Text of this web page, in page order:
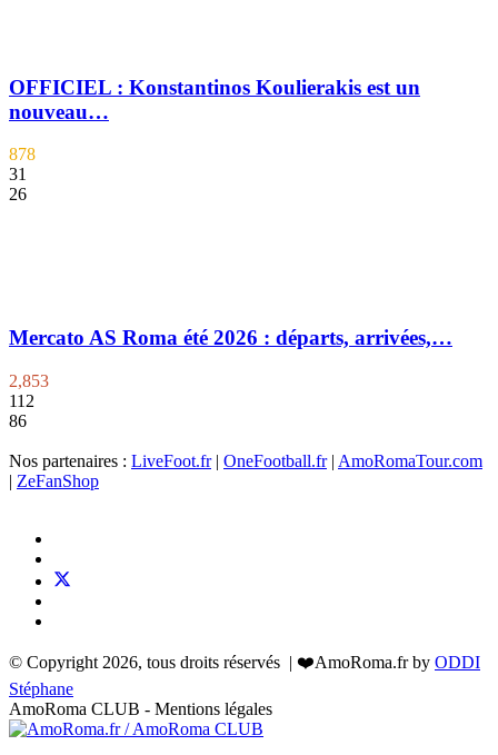
OFFICIEL : Konstantinos Koulierakis est un
nouveau…
878
31
26
Mercato AS Roma été 2026 : départs, arrivées,…
2,853
112
86
Nos partenaires : LiveFoot.fr| OneFootball.fr| AmoRomaTour.com
| ZeFanShop
© Copyright 2026, tous droits réservés | ❤️AmoRoma.fr by ODDI
Stéphane
AmoRoma CLUB - Mentions légales